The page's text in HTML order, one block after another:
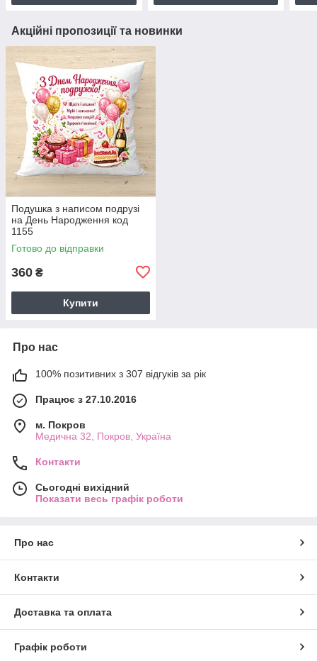
Акційні пропозиції та новинки
Подушка з написом подрузі
на День Народження код
1155
Готово до відправки
360 ₴
Купити
Про нас
100% позитивних з 307 відгуків за рік
Працює з 27.10.2016
м. Покров
Медична 32, Покров, Україна
Контакти
Сьогодні вихідний
Показати весь графік роботи
Про нас
Контакти
Доставка та оплата
Графік роботи